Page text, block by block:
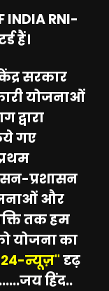
INDIA RNI-
हैं।
सरकार
योजनाओं
गए
प्रशासन
और
तक हम
योजना का
न्यूज़"दृढ़
हिंद..